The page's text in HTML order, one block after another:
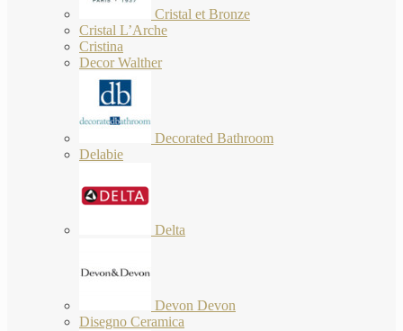
Cristal et Bronze
Cristal L’Arche
Cristina
Decor Walther
Decorated Bathroom
Delabie
Delta
Devon Devon
Disegno Ceramica